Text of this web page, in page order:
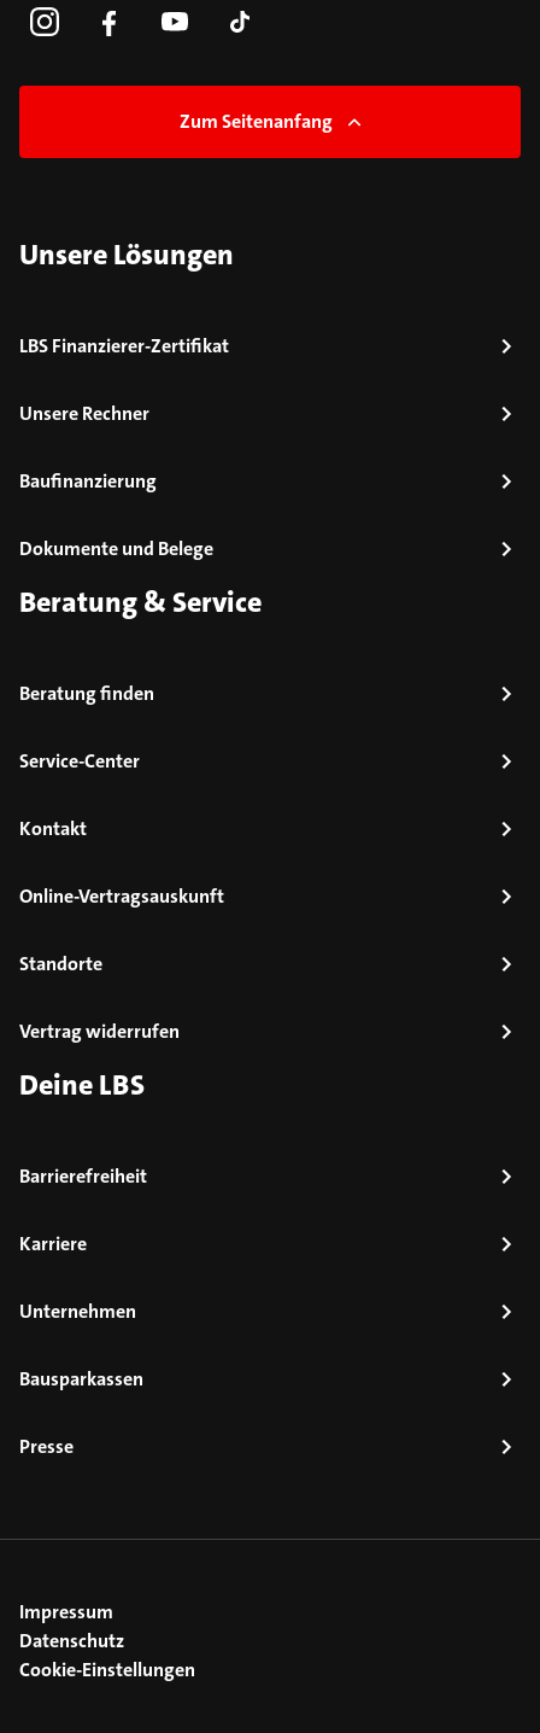
Zum Seitenanfang
Unsere Lösungen
LBS Finanzierer-Zertifikat
Unsere Rechner
Baufinanzierung
Dokumente und Belege
Beratung & Service
Beratung finden
Service-Center
Kontakt
Online-Vertragsauskunft
Standorte
Vertrag widerrufen
Deine LBS
Barrierefreiheit
Karriere
Unternehmen
Bausparkassen
Presse
Impressum
Datenschutz
Cookie-Einstellungen